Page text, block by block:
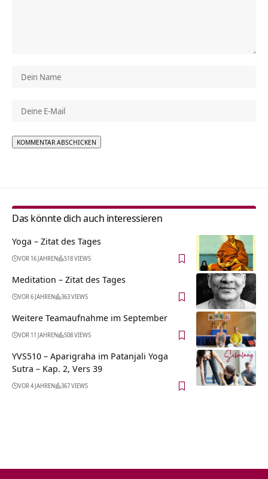
Das könnte dich auch interessieren
Yoga – Zitat des Tages
VOR 16 JAHREN 518 VIEWS
Meditation – Zitat des Tages
VOR 6 JAHREN 363 VIEWS
Weitere Teamaufnahme im September
VOR 11 JAHREN 508 VIEWS
YVS510 – Aparigraha im Patanjali Yoga
Sutra – Kap. 2, Vers 39
VOR 4 JAHREN 367 VIEWS